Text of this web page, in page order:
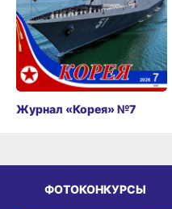
Журнал «Корея» №7
ФОТОКОНКУРСЫ